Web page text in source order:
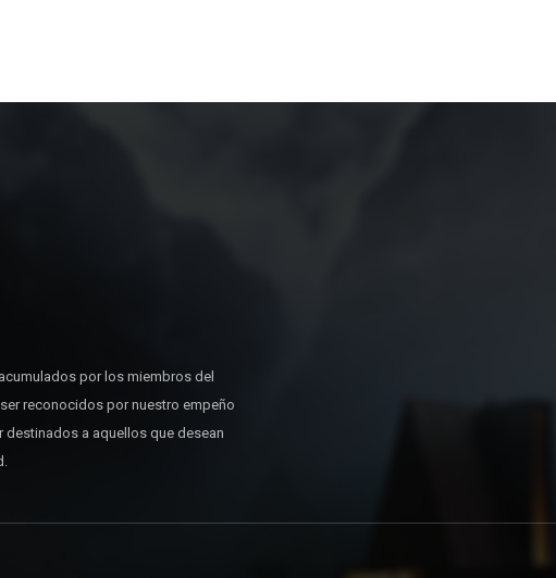
por los miembros del
reconocidos por nuestro empeño
a aquellos que desean